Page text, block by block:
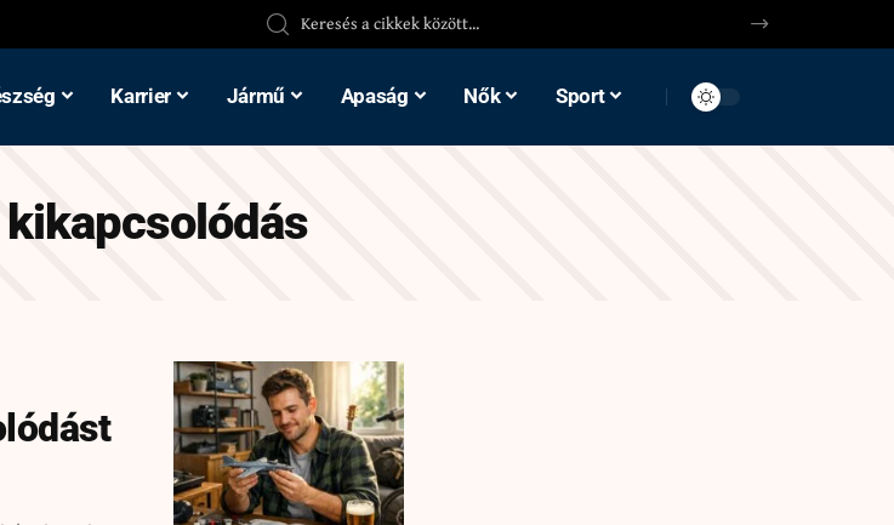
Karrier Jármű Apaság Nők Sport
kikapcsolódás